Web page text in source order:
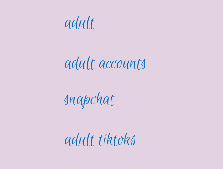
adult
adult accounts
snapchat
adult tiktoks